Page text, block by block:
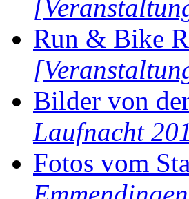
Run & Bike
Bilder von
Laufnacht
Fotos vom